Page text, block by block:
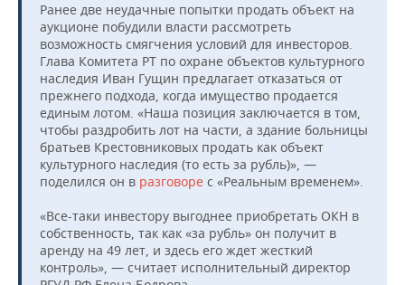
Ранее две неудачные попытки продать объект на
аукционе побудили власти рассмотреть
возможность смягчения условий для инвесторов.
Глава Комитета РТ по охране объектов культурного
наследия Иван Гущин предлагает отказаться от
прежнего подхода, когда имущество продается
единым лотом. «Наша позиция заключается в том,
чтобы раздробить лот на части, а здание больницы
братьев Крестовниковых продать как объект
культурного наследия (то есть за рубль)», —
поделился он в разговоре с «Реальным временем».
«Все-таки инвестору выгоднее приобретать ОКН в
собственность, так как «за рубль» он получит в
аренду на 49 лет, и здесь его ждет жесткий
контроль», — считает исполнительный директор